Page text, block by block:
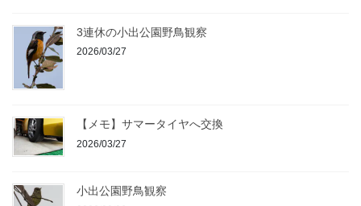
3連休の小出公園野鳥観察
2026/03/27
【メモ】サマータイヤへ交換
2026/03/27
小出公園野鳥観察